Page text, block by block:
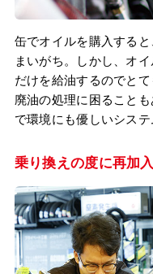
缶でオイルを購入する
まいがち。しかし、オ
だけを給油するのでと
廃油の処理に困ること
で環境にも優しいシステ
乗り換えの度に再加